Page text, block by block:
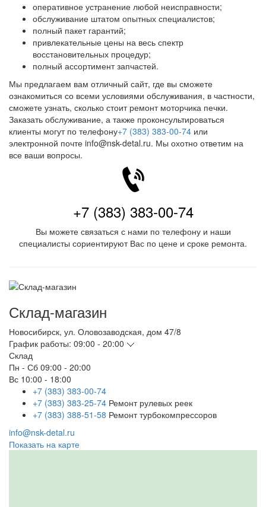
оперативное устранение любой неисправности;
обслуживание штатом опытных специалистов;
полный пакет гарантий;
привлекательные цены на весь спектр
восстановительных процедур;
полный ассортимент запчастей.
Мы предлагаем вам отличный сайт, где вы сможете
ознакомиться со всеми условиями обслуживания, в частности,
сможете узнать, сколько стоит ремонт моторчика печки.
Заказать обслуживание, а также проконсультироваться
клиенты могут по телефону+7 (383) 383-00-74 или
электронной почте info@nsk-detal.ru. Мы охотно ответим на
все ваши вопросы.
+7 (383) 383-00-74
Вы можете связаться с нами по телефону и наши
специалисты сориентируют Вас по цене и сроке ремонта.
Склад-магазин
Новосибирск, ул. Оловозаводская, дом 47/8
График работы: 09:00 - 20:00
Склад
Пн - Сб 09:00 - 20:00
Вс 10:00 - 18:00
+7 (383) 383-00-74
+7 (383) 383-25-74 Ремонт рулевых реек
+7 (383) 388-51-58 Ремонт турбокомпрессоров
info@nsk-detal.ru
Показать на карте